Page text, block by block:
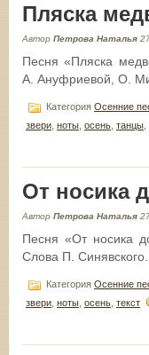
Пляска
Автор Петрова Наталья
Песня «Пляска
А. Ануфриевой, О.
Категория Осенние
звери ноты осень танцы
От носика
Автор Петрова Наталья
Песня «От носика
Слова П. Синявского.
Категория Осенние
звери ноты осень текст